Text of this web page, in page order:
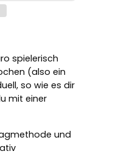
spielerisch
(also ein
so wie es dir
mit einer
und